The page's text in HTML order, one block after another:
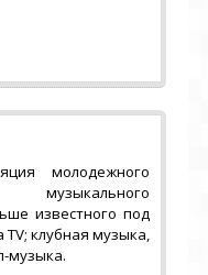
молодежного
музыкального
известного под
TV; клубная музыка,
музыка.